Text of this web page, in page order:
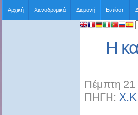
Αρχική Χιονοδρομικά Διαμονή Εστίαση
Η
Πέμπτη 21
ΠΗΓΗ: